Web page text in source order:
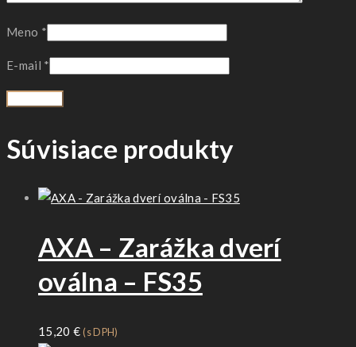
Meno *
E-mail *
Súvisiace produkty
AXA – Zarážka dverí
oválna – FS35
15,20 € (s DPH)